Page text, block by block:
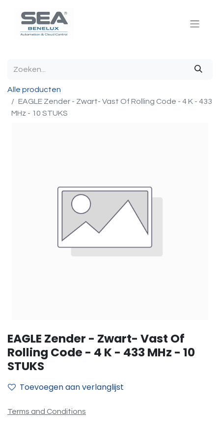
Alle producten
EAGLE Zender - Zwart- Vast Of Rolling Code - 4 K - 433
MHz - 10 STUKS
EAGLE Zender - Zwart- Vast Of
Rolling Code - 4 K - 433 MHz - 10
STUKS
Toevoegen aan verlanglijst
Terms and Conditions